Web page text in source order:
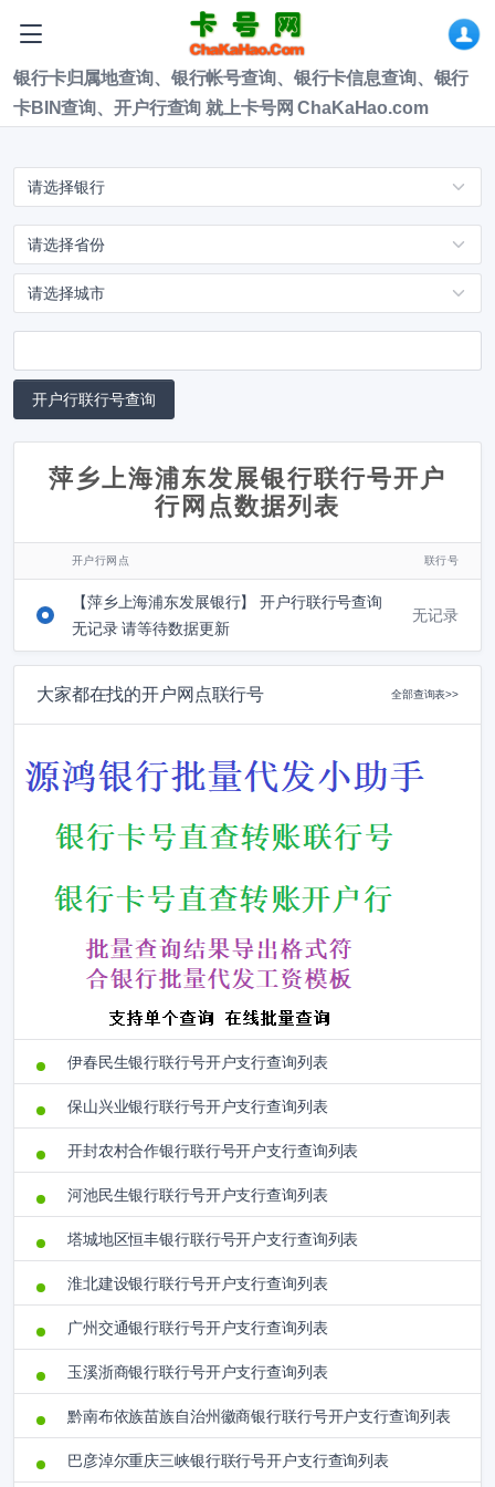
银行卡归属地查询、银行帐号查询、银行卡信息查询、银行
卡BIN查询、开户行查询 就上卡号网 ChaKaHao.com
萍乡上海浦东发展银行联行号开户
行网点数据列表
开户行网点 联行号
【萍乡上海浦东发展银行】 开户行联行号查询
无记录 请等待数据更新
无记录
大家都在找的开户网点联行号 全部查询表>>
伊春民生银行联行号开户支行查询列表
保山兴业银行联行号开户支行查询列表
开封农村合作银行联行号开户支行查询列表
河池民生银行联行号开户支行查询列表
塔城地区恒丰银行联行号开户支行查询列表
淮北建设银行联行号开户支行查询列表
广州交通银行联行号开户支行查询列表
玉溪浙商银行联行号开户支行查询列表
黔南布依族苗族自治州徽商银行联行号开户支行查询列表
巴彦淖尔重庆三峡银行联行号开户支行查询列表